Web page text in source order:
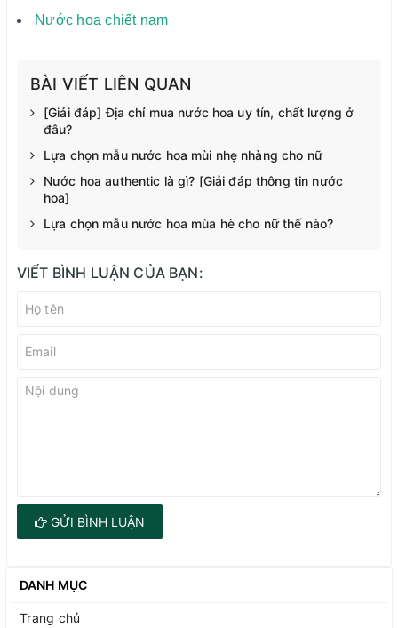
Nước hoa chiết nam
BÀI VIẾT LIÊN QUAN
[Giải đáp] Địa chỉ mua nước hoa uy tín, chất lượng ở
đâu?
Lựa chọn mẫu nước hoa mùi nhẹ nhàng cho nữ
Nước hoa authentic là gì? [Giải đáp thông tin nước
hoa]
Lựa chọn mẫu nước hoa mùa hè cho nữ thế nào?
VIẾT BÌNH LUẬN CỦA BẠN:
GỬI BÌNH LUẬN
DANH MỤC
Trang chủ